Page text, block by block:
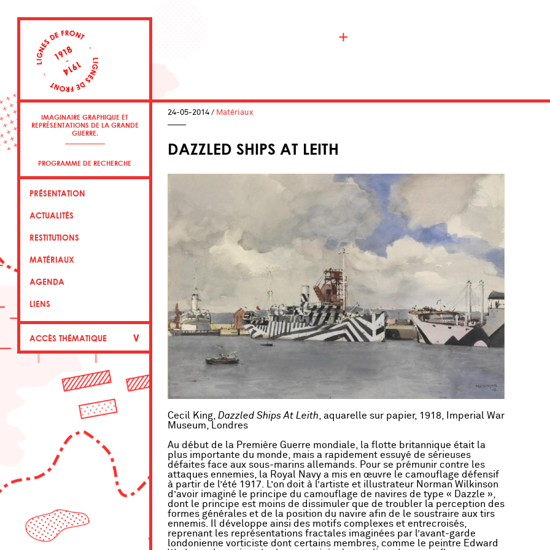
IMAGINAIRE GRAPHIQUE ET
REPRÉSENTATIONS DE LA GRANDE
GUERRE.
PROGRAMME DE RECHERCHE
PRÉSENTATION
ACTUALITÉS
RESTITUTIONS
MATÉRIAUX
AGENDA
LIENS
ACCÈS THÉMATIQUE ∨
24-05-2014 / Matériaux
DAZZLED SHIPS AT LEITH
Cecil King, Dazzled Ships At Leith , aquarelle sur papier, 1918, Imperial War
Museum, Londres
Au début de la Première Guerre mondiale, la flotte britannique était la
plus importante du monde, mais a rapidement essuyé de sérieuses
défaites face aux sous-marins allemands. Pour se prémunir contre les
attaques ennemies, la Royal Navy a mis en œuvre le camouflage défensif
à partir de l’été 1917. L’on doit à l’artiste et illustrateur Norman Wilkinson
d’avoir imaginé le principe du camouflage de navires de type « Dazzle »,
dont le principe est moins de dissimuler que de troubler la perception des
formes générales et de la position du navire afin de le soustraire aux tirs
ennemis. Il développe ainsi des motifs complexes et entrecroisés,
reprenant les représentations fractales imaginées par l’avant-garde
londonienne vorticiste dont certains membres, comme le peintre Edward